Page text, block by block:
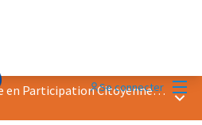
Se connecter
Prix &quot;Bonne Pratique en Participation Citoyenne&quot; 2024